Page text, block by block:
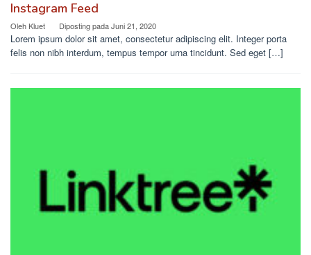
Instagram Feed
Oleh Kluet Diposting padaJuni 21, 2020
Lorem ipsum dolor sit amet, consectetur adipiscing elit. Integer porta
felis non nibh interdum, tempus tempor urna tincidunt. Sed eget […]